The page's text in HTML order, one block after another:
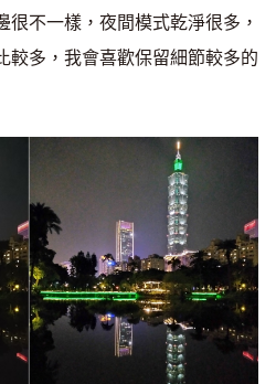
不一樣，夜間模式乾淨很多，
較多，我會喜歡保留細節較多的